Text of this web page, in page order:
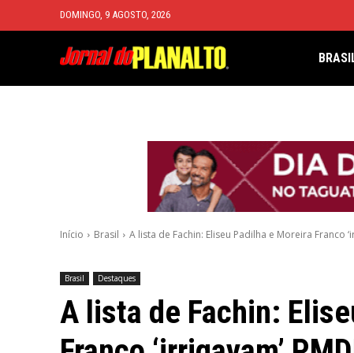
DOMINGO, 9 AGOSTO, 2026
Início Brasil A lista de Fachin: Eliseu Padilha e Moreira Franco
Brasil Destaques
A lista de Fachin: